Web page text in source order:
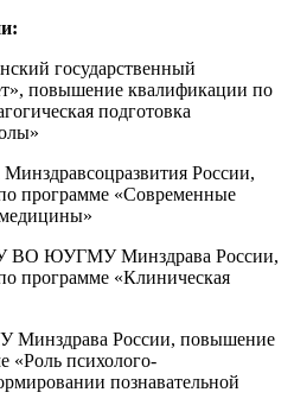
государственный
повышение квалификации по
подготовка
России,
программе «Современные
ВО ЮУГМУ Минздрава России,
программе «Клиническая
России, повышение
«Роль психолого-
познавательной